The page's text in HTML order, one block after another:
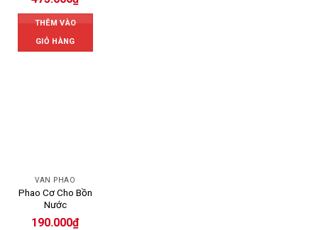
THÊM VÀO
GIỎ HÀNG
VAN PHAO
Phao Cơ Cho Bồn
Nước
190.000₫